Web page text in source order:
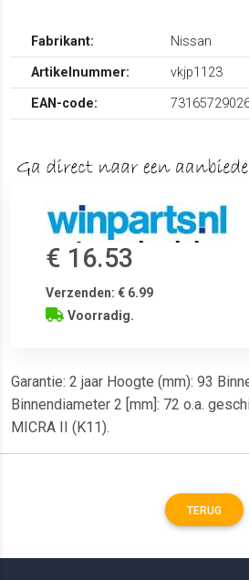
Fabrikant:
Nissan
Artikelnummer:
vkjp1123
EAN-code:
€ 16.53
Verzenden: € 6.99
Voorradig.
Garantie: 2 jaar Hoogte (mm): 93
Binnendiameter 2 [mm]: 72 o.a.
MICRA II (K11).
TERUG